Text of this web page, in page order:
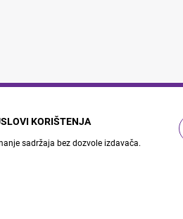
KORIŠTENJA
sadržaja bez dozvole izdavača.